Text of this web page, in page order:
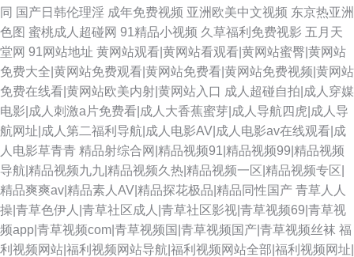
同 国产日韩伦理淫 成年免费视频 亚洲欧美中文视频 东京热亚洲
色图 蜜桃成人超碰网 91精品小视频 久草福利免费视影 五月天
堂网 91网站地址 黄网站观看|黄网站看观看|黄网站蜜臀|黄网站
免费大全|黄网站免费观看|黄网站免费看|黄网站免费视频|黄网站
免费在线看|黄网站欧美内射|黄网站入口 成人超碰自拍|成人穿媒
电影|成人刺激a片免费看|成人大香蕉蜜芽|成人导航四虎|成人导
航网址|成人第二福利导航|成人电影AV|成人电影av在线观看|成
人电影草青青 精品射综合网|精品视频91|精品视频99|精品视频
导航|精品视频九九|精品视频久热|精品视频一区|精品视频专区|
精品爽爽av|精品素人AV|精品探花极品|精品同性国产 青草人人
操|青草色伊人|青草社区成人|青草社区影视|青草视频69|青草视
频app|青草视频com|青草视频国|青草视频国产|青草视频丝袜 福
利视频网站|福利视频网站导航|福利视频网站全部|福利视频网址|